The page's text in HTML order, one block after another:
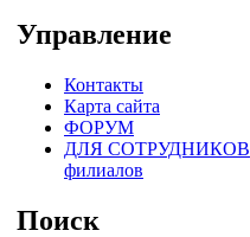
Управление
Контакты
Карта сайта
ФОРУМ
ДЛЯ СОТРУДНИКОВ
филиалов
Поиск